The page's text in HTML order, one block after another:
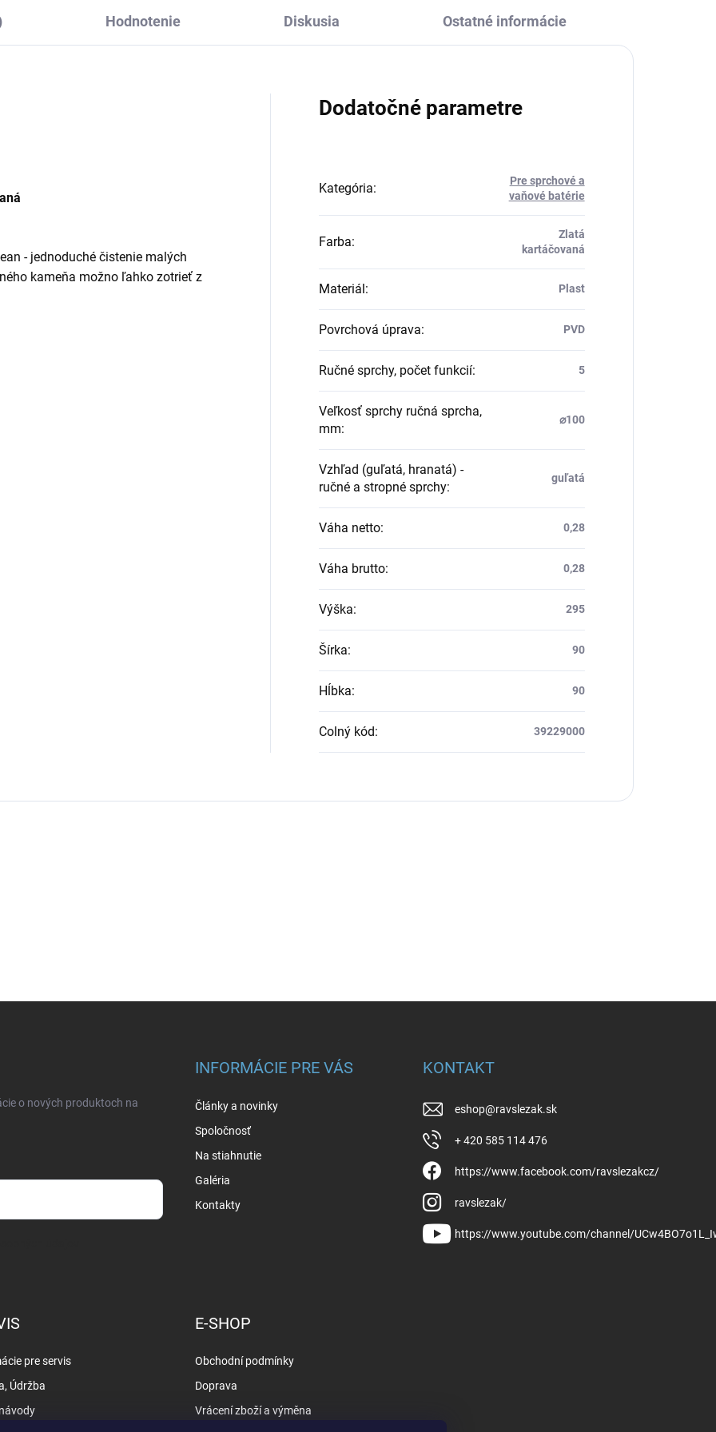
Hodnotenie Diskusia Ostatné informácie
- jednoduché čistenie malých
kameňa možno ľahko zotrieť z
Dodatočné parametre
Kategória:
Pre sprchové a
vaňové batérie
Farba:
Zlatá
kartáčovaná
Materiál: Plast
Povrchová úprava: PVD
Ručné sprchy, počet funkcií: 5
Veľkosť sprchy ručná sprcha,
mm:
⌀100
Vzhľad (guľatá, hranatá) -
ručné a stropné sprchy:
guľatá
Váha netto: 0,28
Váha brutto: 0,28
Výška: 295
Šírka: 90
Hĺbka: 90
Colný kód: 39229000
o nových produktoch na
INFORMÁCIE PRE VÁS
Články a novinky
Spoločnosť
Na stiahnutie
Galéria
Kontakty
KONTAKT
eshop@ravslezak.sk
+ 420 585 114 476
https://www.facebook.com/ravslezakcz/
ravslezak/
https://www.youtube.com/channel/
pre servis
Údržba
E-SHOP
Obchodní podmínky
Doprava
Vrácení zboží a výměna